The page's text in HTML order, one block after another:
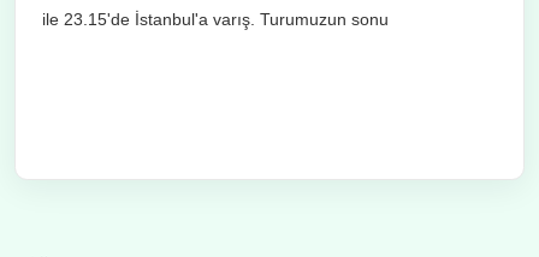
ile 23.15'de İstanbul'a varış. Turumuzun sonu